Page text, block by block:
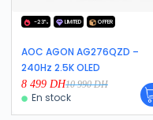
-23% LIMITED OFFER
AOC AGON AG276QZD –
240Hz 2.5K OLED
10 990DH
8 499 DH
En stock